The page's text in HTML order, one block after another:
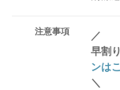
注意事項
／
早割
ンは
＼